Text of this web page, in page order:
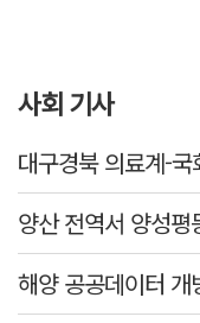
사회 기사